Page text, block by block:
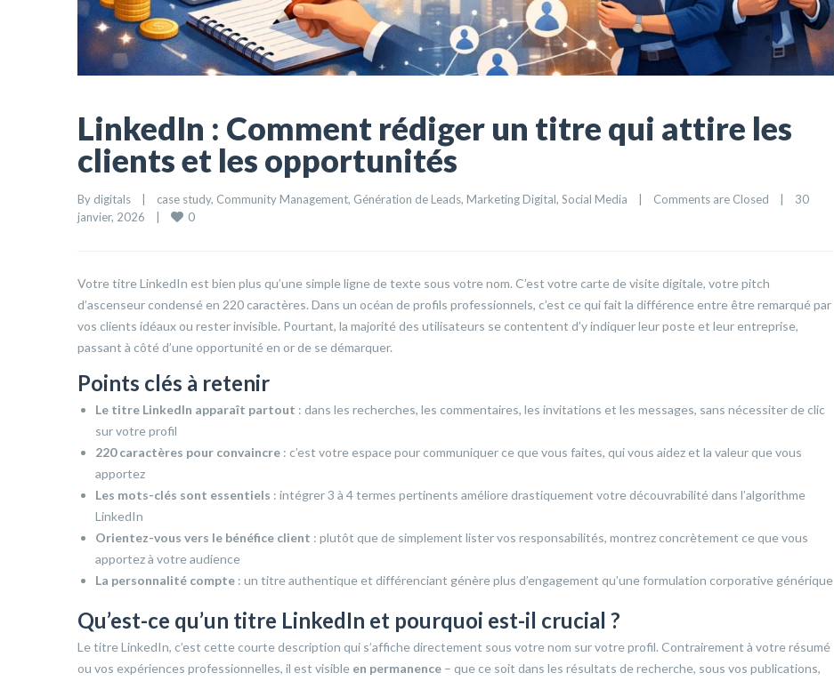
LinkedIn : Comment rédiger un titre qui attire les
clients et les opportunités
By digitals case study, Community Management, Génération de Leads, Marketing Digital, Social Media Comments are Closed
30
janvier, 2026
0
Votre titre LinkedIn est bien plus qu’une simple ligne de texte sous votre nom. C’est votre carte de visite digitale, votre pitch
d’ascenseur condensé en 220 caractères. Dans un océan de profils professionnels, c’est ce qui fait la différence entre être remarqué par
vos clients idéaux ou rester invisible. Pourtant, la majorité des utilisateurs se contentent d’y indiquer leur poste et leur entreprise,
passant à côté d’une opportunité en or de se démarquer.
Points clés à retenir
Le titre LinkedIn apparaît partout : dans les recherches, les commentaires, les invitations et les messages, sans nécessiter de clic
sur votre profil
220 caractères pour convaincre : c’est votre espace pour communiquer ce que vous faites, qui vous aidez et la valeur que vous
apportez
Les mots-clés sont essentiels : intégrer 3 à 4 termes pertinents améliore drastiquement votre découvrabilité dans l’algorithme
LinkedIn
Orientez-vous vers le bénéfice client : plutôt que de simplement lister vos responsabilités, montrez concrètement ce que vous
apportez à votre audience
La personnalité compte : un titre authentique et différenciant génère plus d’engagement qu’une formulation corporative générique
Qu’est-ce qu’un titre LinkedIn et pourquoi est-il crucial ?
Le titre LinkedIn, c’est cette courte description qui s’affiche directement sous votre nom sur votre profil. Contrairement à votre résumé
ou vos expériences professionnelles, il est visible en permanence – que ce soit dans les résultats de recherche, sous vos publications,